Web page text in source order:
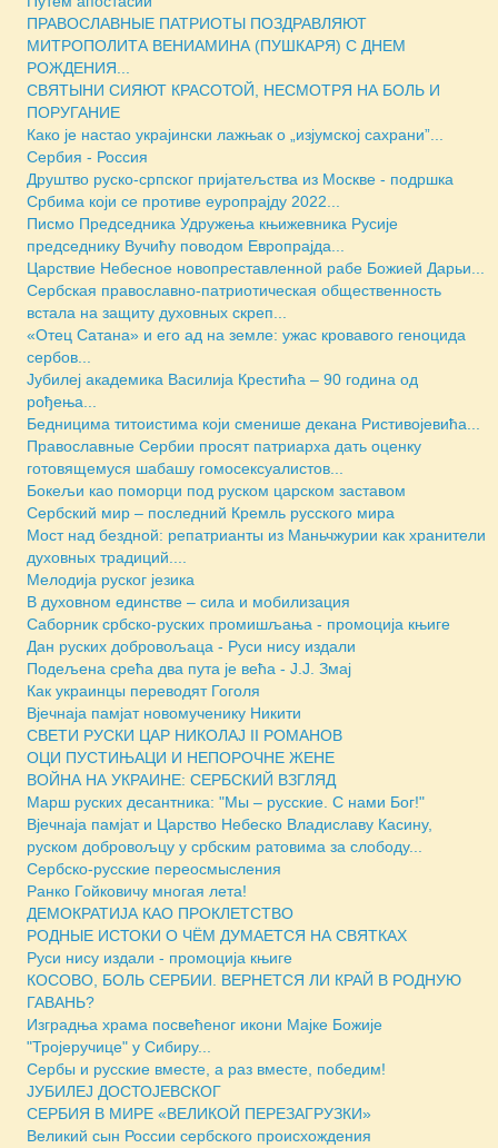
ПРАВОСЛАВНЫЕ ПАТРИОТЫ ПОЗДРАВЛЯЮТ
МИТРОПОЛИТА ВЕНИАМИНА (ПУШКАРЯ) С ДНЕМ
РОЖДЕНИЯ...
СВЯТЫНИ СИЯЮТ КРАСОТОЙ, НЕСМОТРЯ НА БОЛЬ И
ПОРУГАНИЕ
Како је настао украјински лажњак о „изјумској сахрани”...
Сербия - Россия
Друштво руско-српског пријатељства из Москве - подршка
Србима који се противе eуропрајду 2022...
Писмо Председника Удружења књижевника Русије
председнику Вучићу поводом Европрајда...
Царствие Небесное новопреставленной рабе Божией Дарьи...
Сербская православно-патриотическая общественность
встала на защиту духовных скреп...
«Отец Сатана» и его ад на земле: ужас кровавого геноцида
сербов...
Јубилеј академика Василија Крестића – 90 година од
рођења...
Бедницима титоистима који сменише декана Ристивојевића...
Православные Сербии просят патриарха дать оценку
готовящемуся шабашу гомосексуалистов...
Бокељи као поморци под руском царском заставом
Сербский мир – последний Кремль русского мира
Мост над бездной: репатрианты из Маньчжурии как хранители
духовных традиций....
Мелодија руског језика
В духовном единстве – сила и мобилизация
Саборник србско-руских промишљања - промоција књиге
Дан руских добровољаца - Руси нису издали
Подељена срећа два пута је већа - Ј.Ј. Змај
Как украинцы переводят Гоголя
Вјечнаја памјат новомученику Никити
СВЕТИ РУСКИ ЦАР НИКОЛАЈ II РОМАНОВ
ОЦИ ПУСТИЊАЦИ И НЕПОРОЧНЕ ЖЕНЕ
ВОЙНА НА УКРАИНЕ: СЕРБСКИЙ ВЗГЛЯД
Марш руских десантника: "Мы – русские. С нами Бог!"
Вјечнаја памјат и Царство Небеско Владиславу Касину,
руском добровољцу у србским ратовима за слободу...
Сербско-русские переосмысления
Ранко Гойковичу многая лета!
ДЕМОКРАТИЈА КАО ПРОКЛЕТСТВО
РОДНЫЕ ИСТОКИ О ЧЁМ ДУМАЕТСЯ НА СВЯТКАХ
Руси нису издали - промоција књиге
КОСОВО, БОЛЬ СЕРБИИ. ВЕРНЕТСЯ ЛИ КРАЙ В РОДНУЮ
ГАВАНЬ?
Изградња храма посвећеног икони Мајке Божије
"Тројеручице" у Сибиру...
Сербы и русские вместе, а раз вместе, победим!
ЈУБИЛЕЈ ДОСТОЈЕВСКОГ
СЕРБИЯ В МИРЕ «ВЕЛИКОЙ ПЕРЕЗАГРУЗКИ»
Великий сын России сербского происхождения